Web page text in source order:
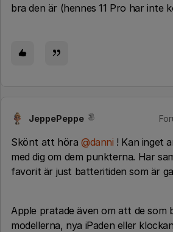
bra den är (hennes 11 Pro har inte
JeppePeppe
Skönt att höra @danni ! Kan inget
med dig om dem punkterna. Har
favorit är just batteritiden som är
Apple pratade även om att de som
modellerna, nya iPaden eller